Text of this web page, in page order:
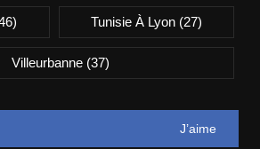
Tunisie À Lyon(27)
Villeurbanne(37)
J’aime